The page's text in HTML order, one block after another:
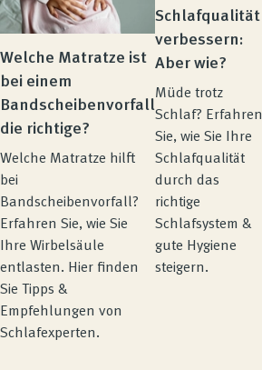
Welche Matratze ist
bei einem
Bandscheibenvorfall
die richtige?
Welche Matratze hilft
bei
Bandscheibenvorfall?
Erfahren Sie, wie Sie
Ihre Wirbelsäule
entlasten. Hier finden
Sie Tipps &
Empfehlungen von
Schlafexperten.
Schlafqualität
verbessern:
Aber wie?
Müde trotz
Schlaf? Erfahren
Sie, wie Sie Ihre
Schlafqualität
durch das
richtige
Schlafsystem &
gute Hygiene
steigern.